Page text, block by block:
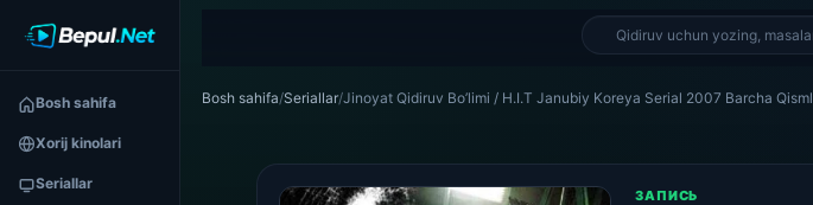
Bosh sahifa
Xorij kinolari
Seriallar
Bosh sahifa/Seriallar/Jinoyat Qidiruv Bo’limi / H.I.T Janubiy Koreya Serial 2007 Barcha
ЗАПИСЬ